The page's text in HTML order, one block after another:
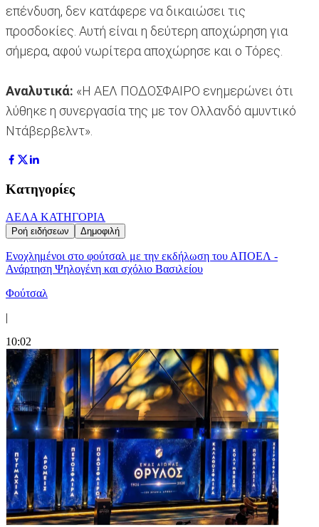
επένδυση, δεν κατάφερε να δικαιώσει τις
προσδοκίες. Αυτή είναι η δεύτερη αποχώρηση για
σήμερα, αφού νωρίτερα αποχώρησε και ο Τόρες.
Αναλυτικά: «Η ΑΕΛ ΠΟΔΟΣΦΑΙΡΟ ενημερώνει ότι
λύθηκε η συνεργασία της με τον Ολλανδό αμυντικό
Ντάβερβελντ».
Κατηγορίες
ΑΕΛΑ ΚΑΤΗΓΟΡΙΑ
Ροή ειδήσεων Δημοφιλή
Ενοχλημένοι στο φούτσαλ με την εκδήλωση του ΑΠΟΕΛ -
Ανάρτηση Ψηλογένη και σχόλιο Βασιλείου
Φούτσαλ
|
10:02